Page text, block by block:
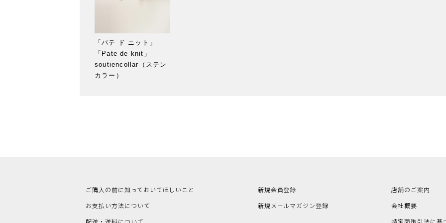
「パテ ド ニット」
「Pate de knit」
soutiencollar（ステン
カラー）
ご購入の前に知っておいてほしいこと
お支払い方法について
配送・送料について
新規会員登録
新規メールマガジン登録
店舗のご案内
会社概要
特定商取引法に基